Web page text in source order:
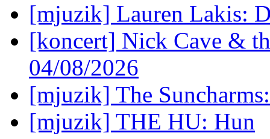
[mjuzik] Lauren Lakis:
[koncert] Nick Cave &
04/08/2026
[mjuzik] The
[mjuzik] THE HU: Hun